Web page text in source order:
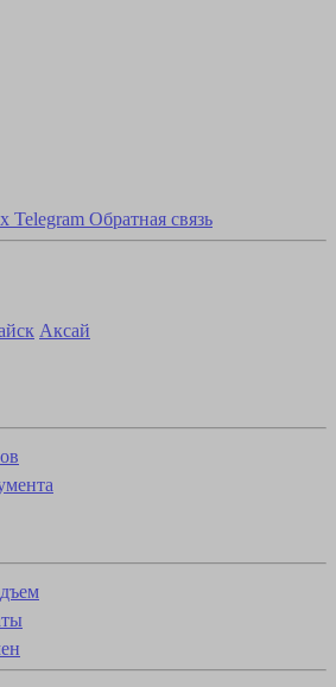
Telegram Обратная связь
Аксай